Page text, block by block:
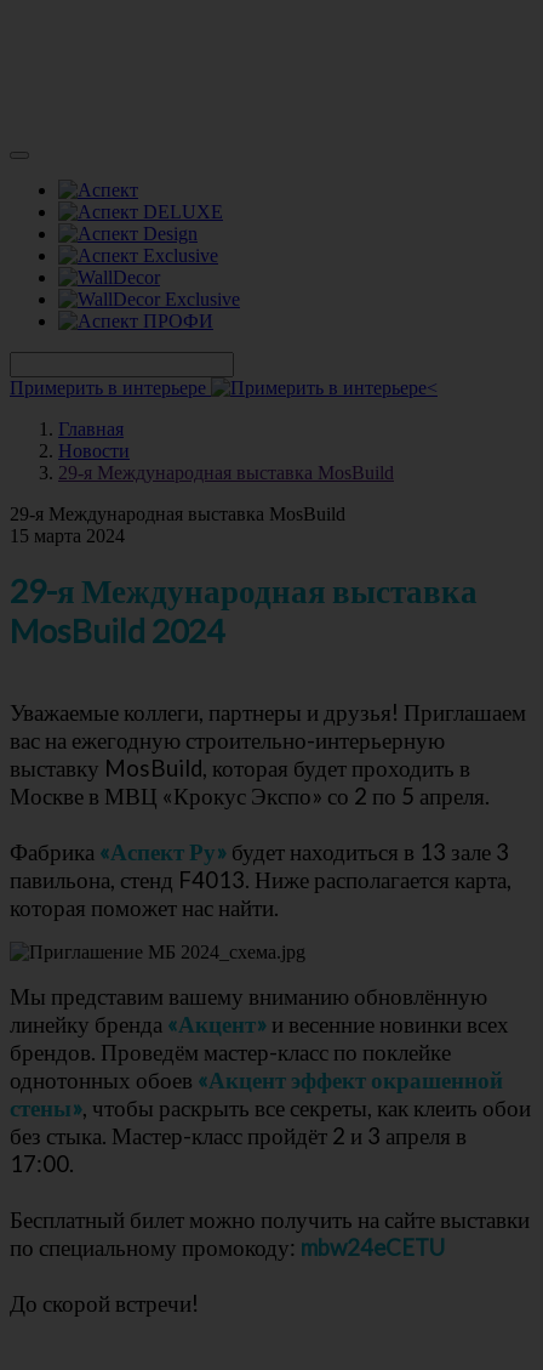
Примерить в интерьере
Главная
Новости
29-я Международная выставка MosBuild
29-я Международная выставка MosBuild
15 марта 2024
29-я Международная выставка
MosBuild 2024
Уважаемые коллеги, партнеры и друзья! Приглашаем
вас на ежегодную строительно-интерьерную
выставку MosBuild, которая будет проходить в
Москве в МВЦ «Крокус Экспо» со 2 по 5 апреля.
Фабрика «Аспект Ру» будет находиться в 13 зале 3
павильона, стенд F4013. Ниже располагается карта,
которая поможет нас найти.
Мы представим вашему вниманию обновлённую
линейку бренда «Акцент» и весенние новинки всех
брендов. Проведём мастер-класс по поклейке
однотонных обоев «Акцент эффект окрашенной
стены», чтобы раскрыть все секреты, как клеить обои
без стыка. Мастер-класс пройдёт 2 и 3 апреля в
17:00.
Бесплатный билет можно получить на сайте выставки
по специальному промокоду: mbw24eCETU
До скорой встречи!